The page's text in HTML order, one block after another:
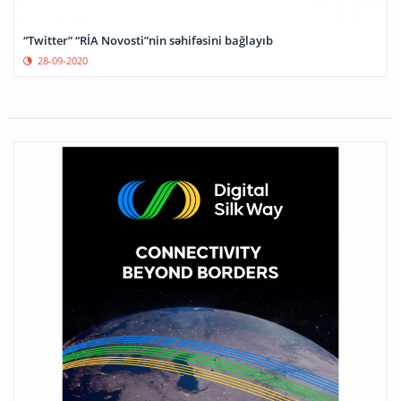
“Twitter” “RİA Novosti”nin səhifəsini bağlayıb
28-09-2020